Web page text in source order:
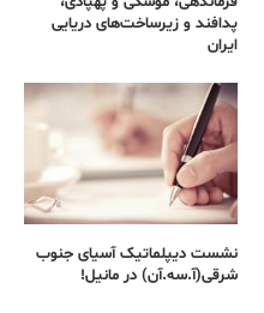
پدافند و زیرساخت‌های دریایی
ایران
نشست دیپلماتیک آسیای جنوب
شرقی‌(آ.سه.آن) در مانیل!